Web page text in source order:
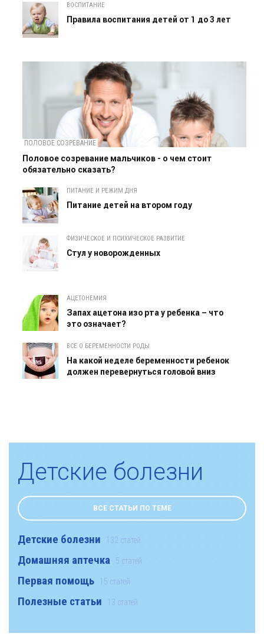
ВОСПИТАНИЕ
Правила воспитания детей от 1 до 3 лет
ПОЛОВОЕ СОЗРЕВАНИЕ
Половое созревание мальчиков - о чем стоит
обязательно сказать?
ПИТАНИЕ И РЕЖИМ ДНЯ
Питание детей на втором году
ФИЗИЧЕСКОЕ И ПСИХИЧЕСКОЕ РАЗВИТИЕ
Cтул у новорожденных
АЦЕТОНЕМИЯ
Запах ацетона изо рта у ребенка – что
это означает?
ВСЕ О БЕРЕМЕННОСТИ РОДЫ
На какой неделе беременности ребенок
должен перевернуться головой вниз
Детские болезни
ВСЕ СТАТЬИ ПО ТЕМЕ
Детские болезни 132 статей
Домашняя аптечка 5 статей
Первая помощь 15 статей
Полезные статьи 13 статей